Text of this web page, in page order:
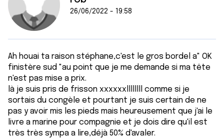
26/06/2022 - 19:58
Ah houai ta raison stéphane,c'est le gros bordel a" OK
finistère sud "au point que je me demande si ma tête
n'est pas mise a prix.
là je suis pris de frisson xxxxxxllllllll comme si je
sortais du congèle et pourtant je suis certain de ne
pas y avoir mis les pieds mais heureusement que j'ai le
livre a marine pour compagnie et je dois dire qu'il est
très très sympa a lire,déjà 50% d'avaler.